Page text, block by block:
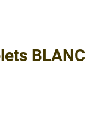
BLANC